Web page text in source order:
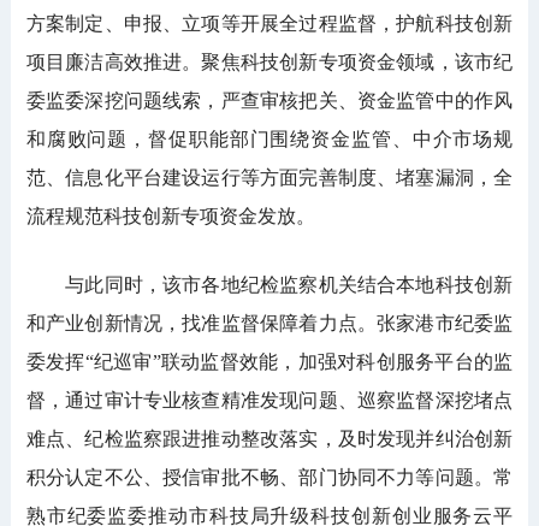
方案制定、申报、立项等开展全过程监督，护航科技创新
项目廉洁高效推进。聚焦科技创新专项资金领域，该市纪
委监委深挖问题线索，严查审核把关、资金监管中的作风
和腐败问题，督促职能部门围绕资金监管、中介市场规
范、信息化平台建设运行等方面完善制度、堵塞漏洞，全
流程规范科技创新专项资金发放。
与此同时，该市各地纪检监察机关结合本地科技创新
和产业创新情况，找准监督保障着力点。张家港市纪委监
委发挥“纪巡审”联动监督效能，加强对科创服务平台的监
督，通过审计专业核查精准发现问题、巡察监督深挖堵点
难点、纪检监察跟进推动整改落实，及时发现并纠治创新
积分认定不公、授信审批不畅、部门协同不力等问题。常
熟市纪委监委推动市科技局升级科技创新创业服务云平